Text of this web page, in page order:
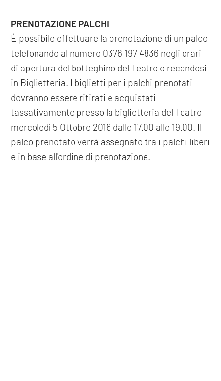
PRENOTAZIONE PALCHI
È possibile effettuare la prenotazione di un palco
telefonando al numero 0376 197 4836 negli orari
di apertura del botteghino del Teatro o recandosi
in Biglietteria. I biglietti per i palchi prenotati
dovranno essere ritirati e acquistati
tassativamente presso la biglietteria del Teatro
mercoledì 5 Ottobre 2016 dalle 17.00 alle 19.00. Il
palco prenotato verrà assegnato tra i palchi liberi
e in base all'ordine di prenotazione.